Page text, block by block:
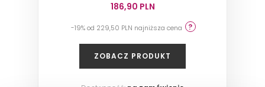
186,90 PLN
-19% od 229,50 PLN najniższa cena
ZOBACZ PRODUKT